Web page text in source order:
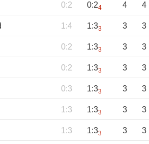
0:2 0:24 4 4
1:4 1:33 3 3
0:2 1:33 3 3
0:2 1:33 3 3
0:3 1:33 3 3
1:3 1:33 3 3
1:3 1:33 3 3